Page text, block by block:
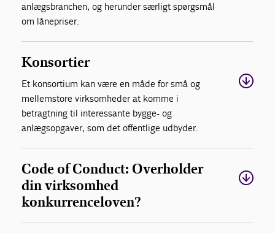
anlægsbranchen, og herunder særligt spørgsmål
om lånepriser.
Konsortier
Et konsortium kan være en måde for små og
mellemstore virksomheder at komme i
betragtning til interessante bygge- og
anlægsopgaver, som det offentlige udbyder.
Code of Conduct: Overholder
din virksomhed
konkurrenceloven?